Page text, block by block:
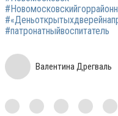
#патронатныйвоспитатель
Валентина Дрегваль